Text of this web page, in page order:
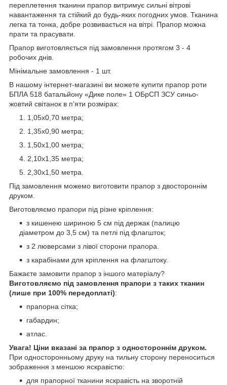
переплетення тканини прапор витримує сильні вітрові
навантаження та стійкий до будь-яких погодних умов. Тканина
легка та тонка, добре розвивається на вітрі. Прапор можна
прати та прасувати.
Прапор виготовляється під замовлення протягом 3 - 4
робочих днів.
Мінімальне замовлення - 1 шт.
В нашому інтернет-магазині ви можете купити прапор роти
БПЛА 518 батальйону «Дике поле» 1 ОБрСП ЗСУ синьо-
жовтий світанок в п'яти розмірах:
1,05х0,70 метра;
1,35х0,90 метра;
1,50х1,00 метра;
2,10х1,35 метра;
2,30х1,50 метра.
Під замовлення можемо виготовити прапор з двостороннім
друком.
Виготовляємо прапори під різне кріплення:
з кишенею шириною 5 см під держак (палицю
діаметром до 3,5 см) та петлі під флагшток;
з 2 люверсами з лівої сторони прапора.
з карабінами для кріплення на флагштоку.
Бажаєте замовити прапор з іншого матеріалу?
Виготовляємо під замовлення прапори з таких тканин
(лише при 100% передоплаті):
прапорна сітка;
габардин;
атлас.
Увага! Ціни вказані за прапор з одностороннім друком.
При односторонньому друку на тильну сторону переноситься
зображення з меншою яскравістю:
для прапорної тканини яскравість на зворотній